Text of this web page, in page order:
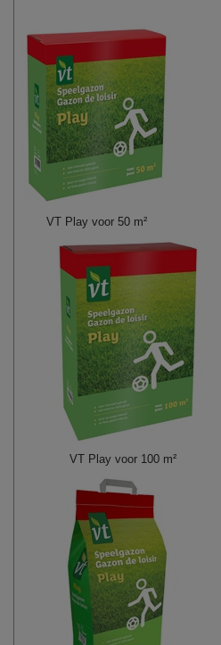
VT Play voor 50 m²
VT Play voor 100 m²